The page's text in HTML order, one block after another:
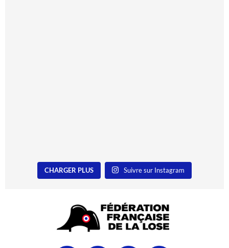
CHARGER PLUS Suivre sur Instagram